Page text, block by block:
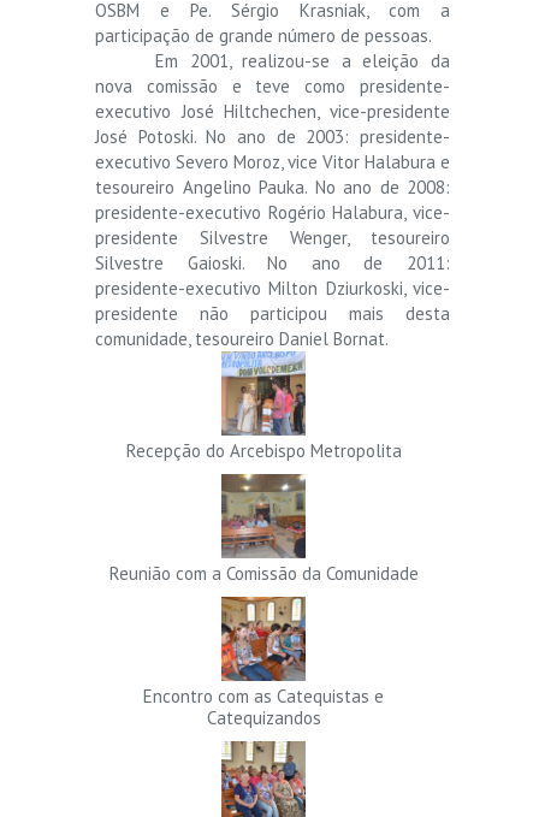
OSBM e Pe. Sérgio Krasniak, com a
participação de grande número de pessoas.
Em 2001, realizou-se a eleição da
nova comissão e teve como presidente-
executivo José Hiltchechen, vice-presidente
José Potoski. No ano de 2003: presidente-
executivo Severo Moroz, vice Vitor Halabura e
tesoureiro Angelino Pauka. No ano de 2008:
presidente-executivo Rogério Halabura, vice-
presidente Silvestre Wenger, tesoureiro
Silvestre Gaioski. No ano de 2011:
presidente-executivo Milton Dziurkoski, vice-
presidente não participou mais desta
comunidade, tesoureiro Daniel Bornat.
Recepção do Arcebispo Metropolita
Reunião com a Comissão da Comunidade
Encontro com as Catequistas e
Catequizandos